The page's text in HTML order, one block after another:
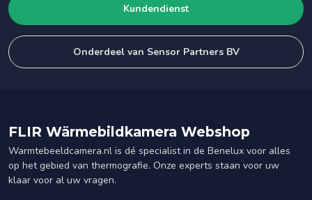
Kundendienst
Onderdeel van Sensor Partners BV
FLIR Wärmebildkamera Webshop
Warmtebeeldcamera.nl is dé specialist in de Benelux voor alles
op het gebied van thermografie. Onze experts staan voor uw
klaar voor al uw vragen.